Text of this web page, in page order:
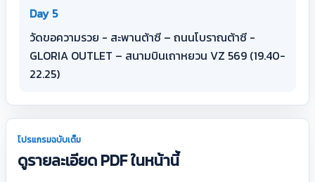
Day 5
วัดขอความรวย - สะพานต้าซี – ถนนโบราณต้าซี -
GLORIA OUTLET – สนามบินเถาหยวน VZ 569 (19.40-
22.25)
โปรแกรมฉบับเต็ม
ดูรายละเอียด PDF ในหน้านี้